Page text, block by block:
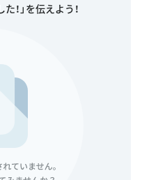
！」を伝えよう！